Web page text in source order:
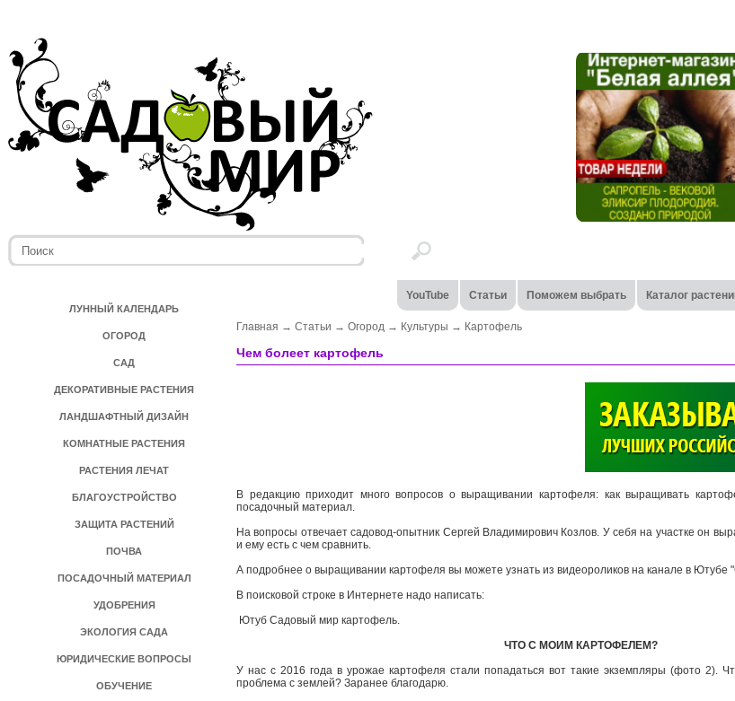
ЛУННЫЙ КАЛЕНДАРЬ
ОГОРОД
САД
ДЕКОРАТИВНЫЕ РАСТЕНИЯ
ЛАНДШАФТНЫЙ ДИЗАЙН
КОМНАТНЫЕ РАСТЕНИЯ
РАСТЕНИЯ ЛЕЧАТ
БЛАГОУСТРОЙСТВО
ЗАЩИТА РАСТЕНИЙ
ПОЧВА
ПОСАДОЧНЫЙ МАТЕРИАЛ
УДОБРЕНИЯ
ЭКОЛОГИЯ САДА
ЮРИДИЧЕСКИЕ ВОПРОСЫ
ОБУЧЕНИЕ
YouTube Статьи Поможем выбрать Каталог
Главная → Статьи → Огород → Культуры → Картофель
Чем болеет картофель
В редакцию приходит много вопросов о выращивании картофеля: как выращивать
посадочный материал.
На вопросы отвечает садовод­-опытник Сергей Владимирович Козлов. У себя на участке он
и ему есть с чем сравнить.
А подробнее о выращивании картофеля вы можете узнать из видеороликов на канале в Ютубе
В поисковой строке в Интернете надо написать:
­ Ютуб Садовый мир картофель.
ЧТО С МОИМ КАРТОФЕЛЕМ?
У нас с 2016 года в урожае картофеля стали попадаться вот такие экземпляры (фото 2).
проблема с землей? Заранее благодарю.